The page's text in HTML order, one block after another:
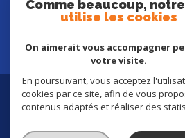
© 2026 | Tous droits réservés | Traduction powered
légales-Bloctel -Nos honoraires-Partenaires -
Comme beaucoup,
utilise les cookies
On aimerait vous accompagner
votre visite.
En poursuivant, vous acceptez
cookies par ce site, afin de vous
contenus adaptés et réaliser des